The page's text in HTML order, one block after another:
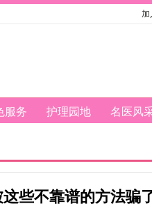
加
服务 护理园地 名医风
些不靠谱的方法骗